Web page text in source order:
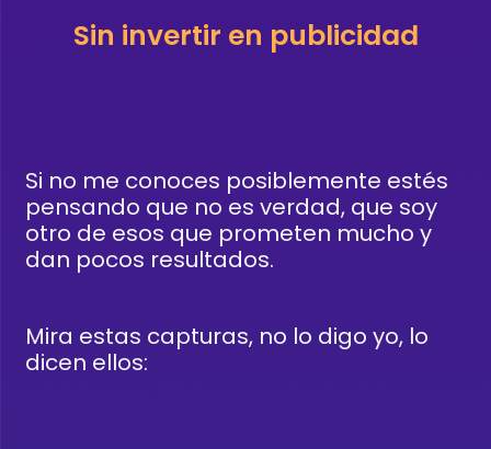
Sin invertir en publicidad
Si no me conoces posiblemente estés
pensando que no es verdad, que soy
otro de esos que prometen mucho y
dan pocos resultados.
Mira estas capturas, no lo digo yo, lo
dicen ellos: